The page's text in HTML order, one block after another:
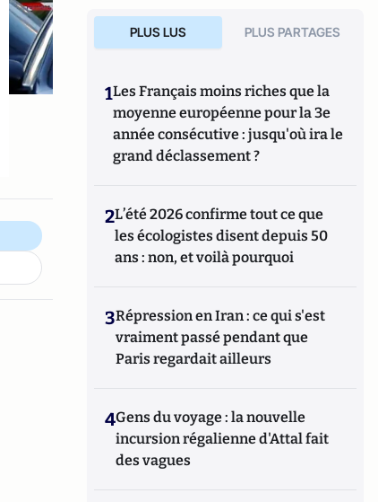
PLUS LUS PLUS PARTAGES
1Les Français moins riches que la
moyenne européenne pour la 3e
année consécutive : jusqu'où ira le
grand déclassement ?
2L’été 2026 confirme tout ce que
les écologistes disent depuis 50
ans : non, et voilà pourquoi
3Répression en Iran : ce qui s'est
vraiment passé pendant que
Paris regardait ailleurs
4Gens du voyage : la nouvelle
incursion régalienne d'Attal fait
des vagues